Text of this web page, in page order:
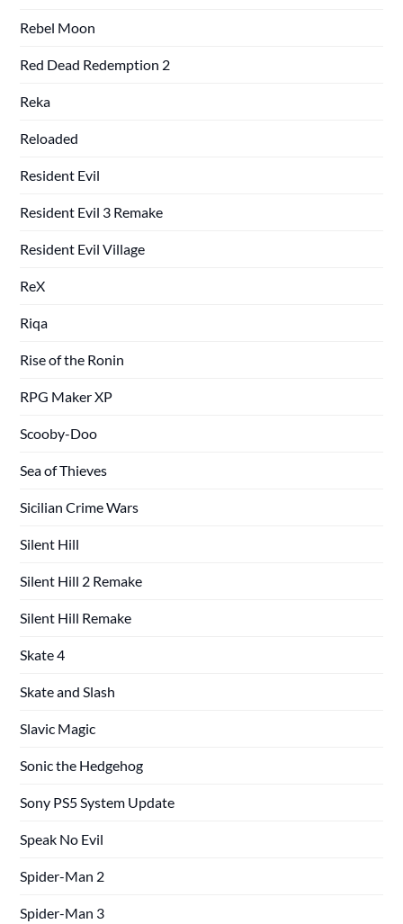
Rebel Moon
Red Dead Redemption 2
Reka
Reloaded
Resident Evil
Resident Evil 3 Remake
Resident Evil Village
ReX
Riqa
Rise of the Ronin
RPG Maker XP
Scooby-Doo
Sea of Thieves
Sicilian Crime Wars
Silent Hill
Silent Hill 2 Remake
Silent Hill Remake
Skate 4
Skate and Slash
Slavic Magic
Sonic the Hedgehog
Sony PS5 System Update
Speak No Evil
Spider-Man 2
Spider-Man 3